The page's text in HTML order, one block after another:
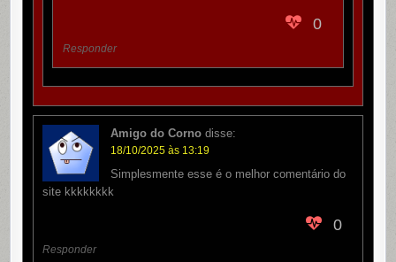
0
Responder
Amigo do Corno disse:
18/10/2025 às 13:19
Simplesmente esse é o melhor comentário do
site kkkkkkkk
0
Responder